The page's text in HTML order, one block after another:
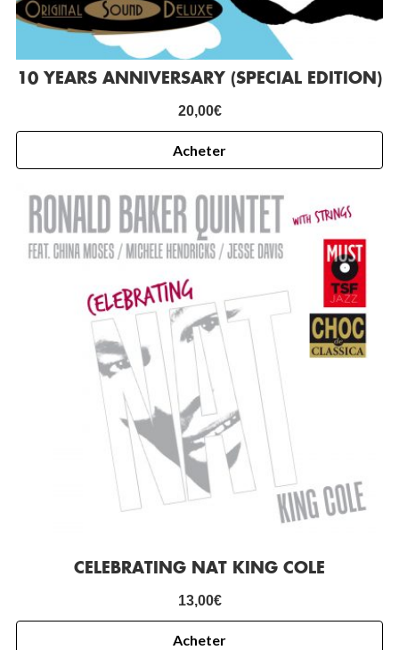
10 YEARS ANNIVERSARY (SPECIAL EDITION)
20,00€
Acheter
CELEBRATING NAT KING COLE
13,00€
Acheter